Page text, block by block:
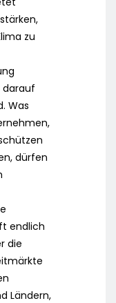
zu
darauf
Was
dürfen
endlich
die
Ländern,